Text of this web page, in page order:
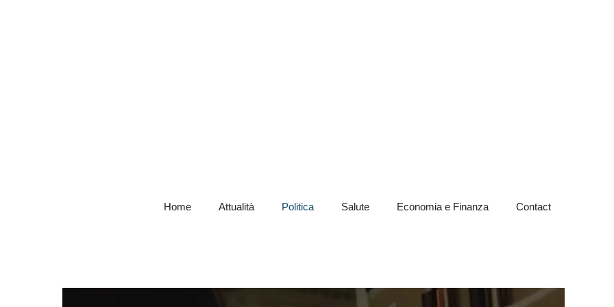
Home Attualità Politica Salute Economia e Finanza Contact